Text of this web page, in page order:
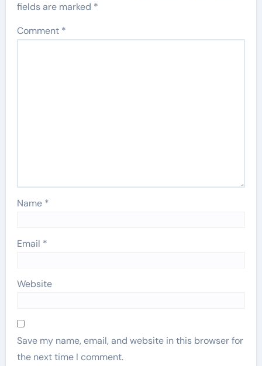
fields are marked *
Comment *
Name *
Email *
Website
Save my name, email, and website in this browser for
the next time I comment.